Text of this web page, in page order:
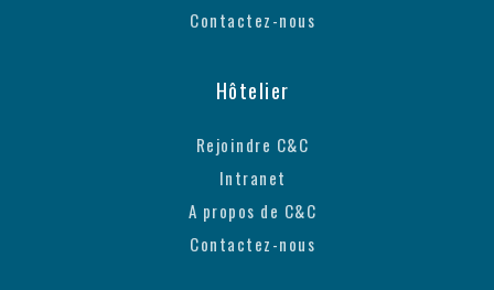
Contactez-nous
Hôtelier
Rejoindre C&C
Intranet
A propos de C&C
Contactez-nous